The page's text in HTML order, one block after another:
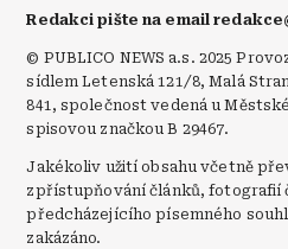
Redakci pište na email
© PUBLICO NEWS a.s. 2025
sídlem Letenská 121/8, Malá
841, společnost vedená u
spisovou značkou B 29467.
Jakékoliv užití obsahu včetně
zpřístupňování článků, fotografií
předcházejícího písemného
zakázáno.